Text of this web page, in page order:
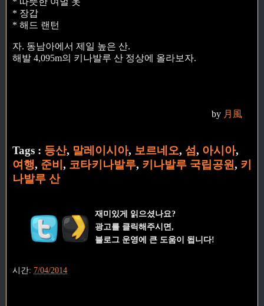
* 장갑
* 해드 랜턴
자. 동남아에서 제일 높은 산.
해발 4,095m의 키나발루 산 정상에 올라보자.
by 月風
Tags : 등산, 말레이시아, 보르네오, 섬, 아시아,
여행, 준비 , 코타키나발루, 키나발루 국립공원, 키
나발루 산
재미있게 읽으셨나요?
광고를 클릭해주시면,
블로그 운영에 큰 도움이 됩니다!
시간: 7/04/2014